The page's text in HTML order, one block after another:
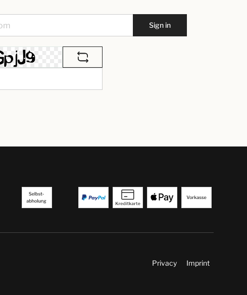
Sign in
Privacy Imprint